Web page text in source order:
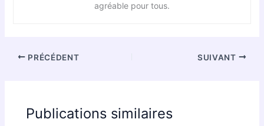
agréable pour tous.
PRÉCÉDENT SUIVANT
Publications similaires